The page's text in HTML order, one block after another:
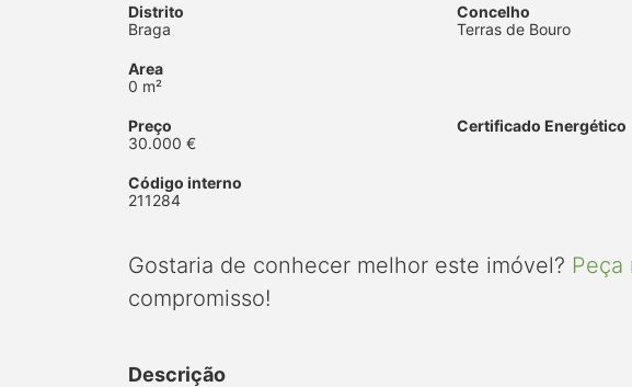
Distrito
Braga
Concelho
Terras de Bouro
Area
0 m²
Preço
30.000 €
Certificado Energético
Código interno
211284
Gostaria de conhecer melhor este imóvel? Peça
compromisso!
Descrição